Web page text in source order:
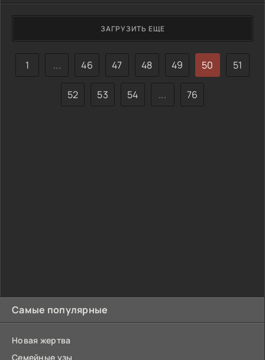
Самые популярные
Новая жертва
Семейные узы
ЗАГРУЗИТЬ ЕЩЕ
1 ... 46 47 48 49 50 51
52 53 54 ... 76